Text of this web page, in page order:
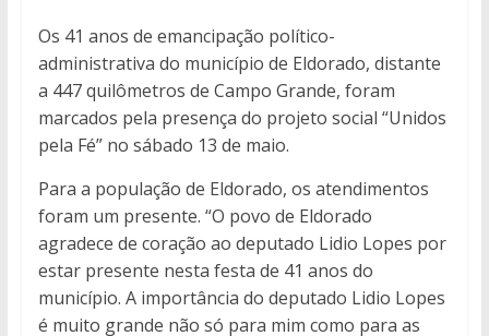
Os 41 anos de emancipação político-
administrativa do município de Eldorado, distante
a 447 quilômetros de Campo Grande, foram
marcados pela presença do projeto social “Unidos
pela Fé” no sábado 13 de maio.
Para a população de Eldorado, os atendimentos
foram um presente. “O povo de Eldorado
agradece de coração ao deputado Lidio Lopes por
estar presente nesta festa de 41 anos do
município. A importância do deputado Lidio Lopes
é muito grande não só para mim como para as